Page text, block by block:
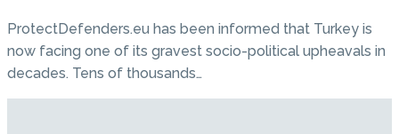
ProtectDefenders.eu has been informed that Turkey is
now facing one of its gravest socio-political upheavals in
decades. Tens of thousands…